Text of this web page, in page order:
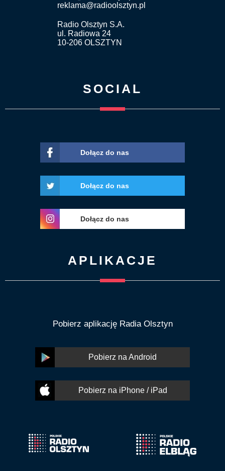
reklama@radioolsztyn.pl
Radio Olsztyn S.A.
ul. Radiowa 24
10-206 OLSZTYN
SOCIAL
Dołącz do nas
Dołącz do nas
Dołącz do nas
APLIKACJE
Pobierz aplikację Radia Olsztyn
Pobierz na Android
Pobierz na iPhone / iPad